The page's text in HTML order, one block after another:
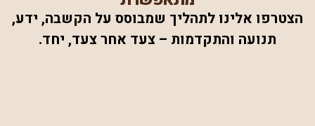
הצטרפו אלינו לתהליך שמבוסס על הקשבה, ידע,
תנועה והתקדמות – צעד אחר צעד, יחד.